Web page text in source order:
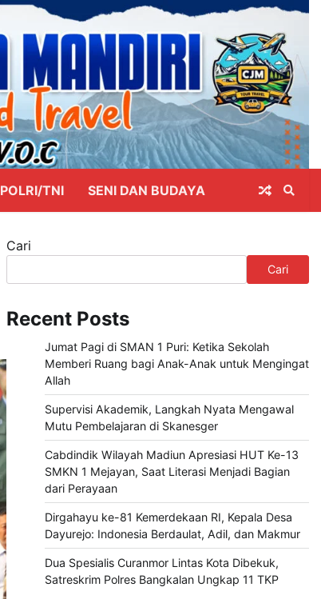
POLRI/TNI SENI DAN BUDAYA
Cari
Cari
Recent Posts
Jumat Pagi di SMAN 1 Puri: Ketika Sekolah
Memberi Ruang bagi Anak-Anak untuk Mengingat
Allah
Supervisi Akademik, Langkah Nyata Mengawal
Mutu Pembelajaran di Skanesger
Cabdindik Wilayah Madiun Apresiasi HUT Ke-13
SMKN 1 Mejayan, Saat Literasi Menjadi Bagian
dari Perayaan
Dirgahayu ke-81 Kemerdekaan RI, Kepala Desa
Dayurejo: Indonesia Berdaulat, Adil, dan Makmur
Dua Spesialis Curanmor Lintas Kota Dibekuk,
Satreskrim Polres Bangkalan Ungkap 11 TKP